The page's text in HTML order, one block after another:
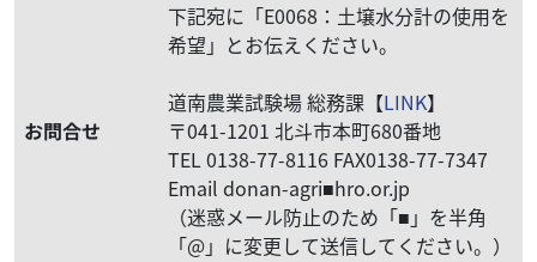
お問合せ
下記宛に「E0068：土壌水分計の使用を
希望」とお伝えください。
道南農業試験場 総務課【LINK】
〒041-1201 北斗市本町680番地
TEL 0138-77-8116 FAX0138-77-7347
Email donan-agri■hro.or.jp
（迷惑メール防止のため「■」を半角
「@」に変更して送信してください。）